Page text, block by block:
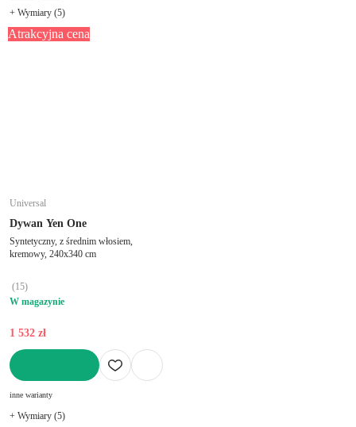
+ Wymiary (5)
Atrakcyjna cena
Universal
Dywan Yen One
Syntetyczny, z średnim włosiem,
kremowy, 240x340 cm
(15)
W magazynie
1 532 zł
inne warianty
+ Wymiary (5)